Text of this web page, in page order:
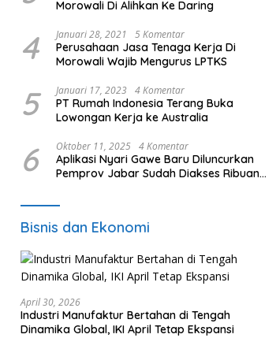
Morowali Di Alihkan Ke Daring
4 Januari 28, 2021 5 Komentar
Perusahaan Jasa Tenaga Kerja Di
Morowali Wajib Mengurus LPTKS
5 Januari 17, 2023 4 Komentar
PT Rumah Indonesia Terang Buka
Lowongan Kerja ke Australia
6 Oktober 11, 2025 4 Komentar
Aplikasi Nyari Gawe Baru Diluncurkan
Pemprov Jabar Sudah Diakses Ribuan
Bisnis dan Ekonomi
April 30, 2026
Industri Manufaktur Bertahan di Tengah
Dinamika Global, IKI April Tetap Ekspansi